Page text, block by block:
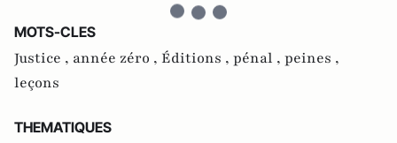
MOTS-CLES
Justice , année zéro , Éditions , pénal , peines ,
leçons
THEMATIQUES